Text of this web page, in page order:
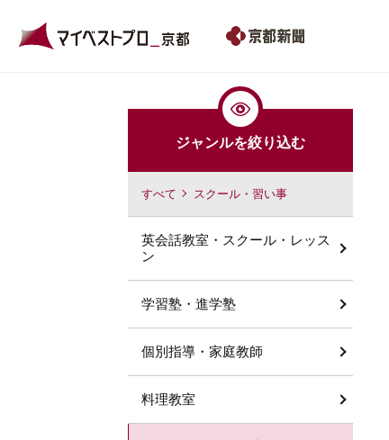
ジャンルを絞り込む
すべて スクール・習い事
英会話教室・スクール・レッス
ン
学習塾・進学塾
個別指導・家庭教師
料理教室